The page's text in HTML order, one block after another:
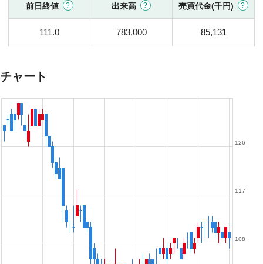
前日終値 出来高 売買代金(千円)
111.0 783,000 85,131
チャート
108
117
126